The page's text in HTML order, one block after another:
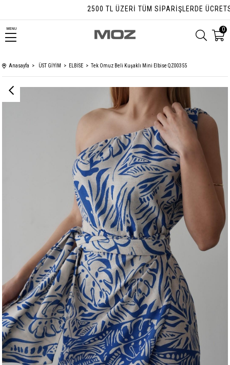
2500 TL ÜZERI TÜM SIPARIŞLERDE ÜCRETSIZ
MENU 0
Anasayfa ÜST GİYİM ELBİSE Tek Omuz Beli Kuşaklı Mini Elbise QZ00355